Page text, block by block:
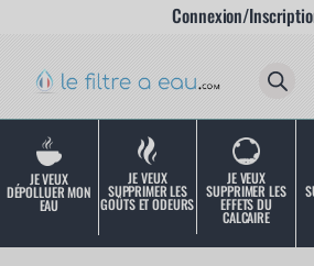
Connexion/
JE VEUX
DÉPOLLUER MON
EAU
JE VEUX
SUPPRIMER LES
GOÛTS ET ODEURS
JE VEUX
SUPPRIMER LES
EFFETS DU
CALCAIRE